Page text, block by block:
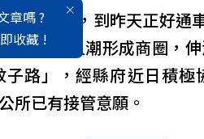
章嗎 ?
收藏 !
鄉濱二路，到昨天正好通
期引進人潮形成商圈，
路」，經縣府近日積
所已有接管意願。